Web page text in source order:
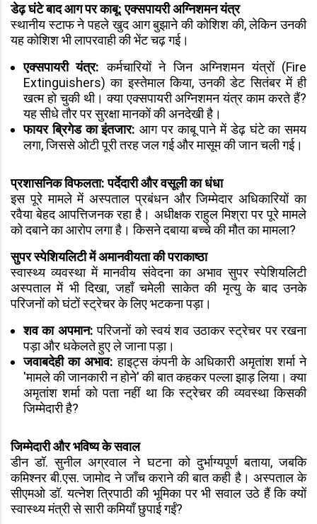
डेढ़ घंटे बाद आग पर काबू: एक्सपायरी अग्निशमन यंत्र
स्थानीय स्टाफ ने पहले खुद आग बुझाने की कोशिश की, लेकिन उनकी
यह कोशिश भी लापरवाही की भेंट चढ़ गई।
एक्सपायरी यंत्र: कर्मचारियों ने जिन अग्निशमन यंत्रों (Fire
Extinguishers) का इस्तेमाल किया, उनकी डेट सितंबर में ही
खत्म हो चुकी थी। क्या एक्सपायरी अग्निशमन यंत्र काम करते हैं?
यह सीधे तौर पर सुरक्षा मानकों की अनदेखी है।
फायर ब्रिगेड का इंतजार: आग पर काबू पाने में डेढ़ घंटे का समय
लगा, जिससे ओटी पूरी तरह जल गई और मासूम की जान चली गई।
प्रशासनिक विफलता: पर्देदारी और वसूली का धंधा
इस पूरे मामले में अस्पताल प्रबंधन और जिम्मेदार अधिकारियों का
रवैया बेहद आपत्तिजनक रहा है। अधीक्षक राहुल मिश्रा पर पूरे मामले
को दबाने का आरोप लगा है। किसने दबाया बच्चे की मौत का मामला?
सुपर स्पेशियलिटी में अमानवीयता की पराकाष्ठा
स्वास्थ्य व्यवस्था में मानवीय संवेदना का अभाव सुपर स्पेशियलिटी
अस्पताल में भी दिखा, जहाँ चमेली साकेत की मृत्यु के बाद उनके
परिजनों को घंटों स्ट्रेचर के लिए भटकना पड़ा।
शव का अपमान:परिजनों को स्वयं शव उठाकर स्ट्रेचर पर रखना
पड़ा और धकेलते हुए ले जाना पड़ा।
जवाबदेही का अभाव:हाइट्स कंपनी के अधिकारी अमृतांश शर्मा ने
'मामले की जानकारी न होने' की बात कहकर पल्ला झाड़ लिया। क्या
अमृतांश शर्मा को पता नहीं था कि स्ट्रेचर की व्यवस्था किसकी
जिम्मेदारी है?
जिम्मेदारी और भविष्य के सवाल
डीन डॉ. सुनील अग्रवाल ने घटना को दुर्भाग्यपूर्ण बताया, जबकि
कमिश्नर बी.एस. जामोद ने जाँच कराने की बात कही है। अस्पताल के
सीएमओ डॉ. यत्नेश त्रिपाठी की भूमिका पर भी सवाल उठे हैं कि क्यों
स्वास्थ्य मंत्री से सारी कमियाँ छुपाई गईं?